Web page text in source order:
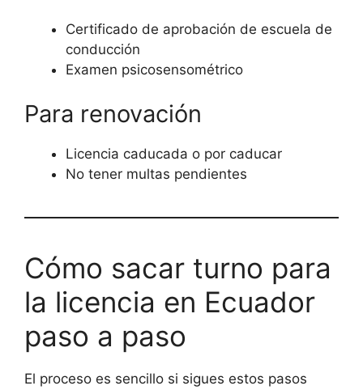
Certificado de aprobación de escuela de
conducción
Examen psicosensométrico
Para renovación
Licencia caducada o por caducar
No tener multas pendientes
Cómo sacar turno para
la licencia en Ecuador
paso a paso
El proceso es sencillo si sigues estos pasos